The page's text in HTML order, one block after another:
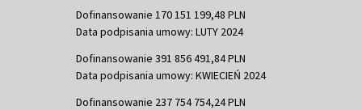
Dofinansowanie 170 151 199,48 PLN
Data podpisania umowy: LUTY 2024
Dofinansowanie 391 856 491,84 PLN
Data podpisania umowy: KWIECIEŃ 2024
Dofinansowanie 237 754 754,24 PLN